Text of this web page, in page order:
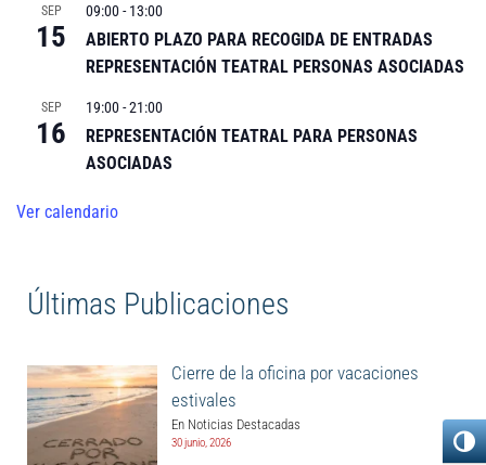
SEP
15
09:00-13:00
ABIERTO PLAZO PARA RECOGIDA DE ENTRADAS
REPRESENTACIÓN TEATRAL PERSONAS ASOCIADAS
SEP
16
19:00-21:00
REPRESENTACIÓN TEATRAL PARA PERSONAS
ASOCIADAS
Ver calendario
Últimas Publicaciones
Cierre de la oficina por vacaciones
estivales
En Noticias Destacadas
30 junio, 2026